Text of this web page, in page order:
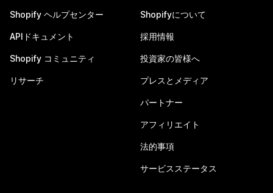
Shopify ヘルプセンター
APIドキュメント
Shopify コミュニティ
リサーチ
Shopifyについて
採用情報
投資家の皆様へ
プレスとメディア
パートナー
アフィリエイト
法的事項
サービスステータス